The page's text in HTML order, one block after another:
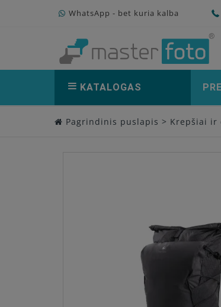
WhatsApp - bet kuria kalba
KATALOGAS
Pagrindinis puslapis > Krepšiai ir